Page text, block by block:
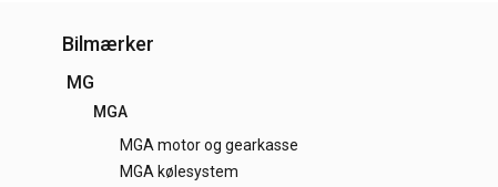
Bilmærker
MG
MGA
MGA motor og gearkasse
MGA kølesystem